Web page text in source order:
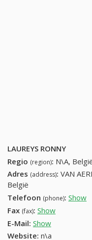
LAUREYS RONNY
Regio (region): N\A,
Adres (address): VAN
België
Telefoon (phone): Show
Fax (fax): Show
E-Mail: Show
Website: n\a